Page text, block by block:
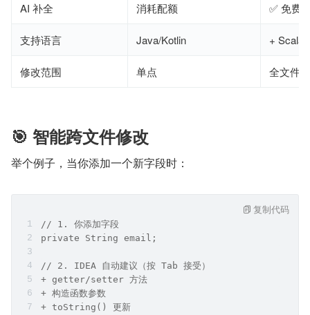
AI 补全 消耗配额 ✅ 免费
支持语言 Java/Kotlin + Scala
修改范围 单点 全文件
🎯 智能跨文件修改
举个例子，当你添加一个新字段时：
// 1. 你添加字段
private String email;
// 2. IDEA 自动建议（按 Tab 接受）
+ getter/setter 方法
+ 构造函数参数
+ toString() 更新
复制代码